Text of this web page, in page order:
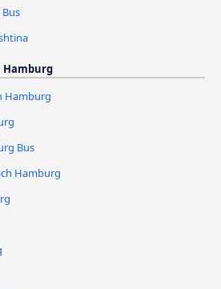
Hamburg
Hamburg
Bus
Hamburg